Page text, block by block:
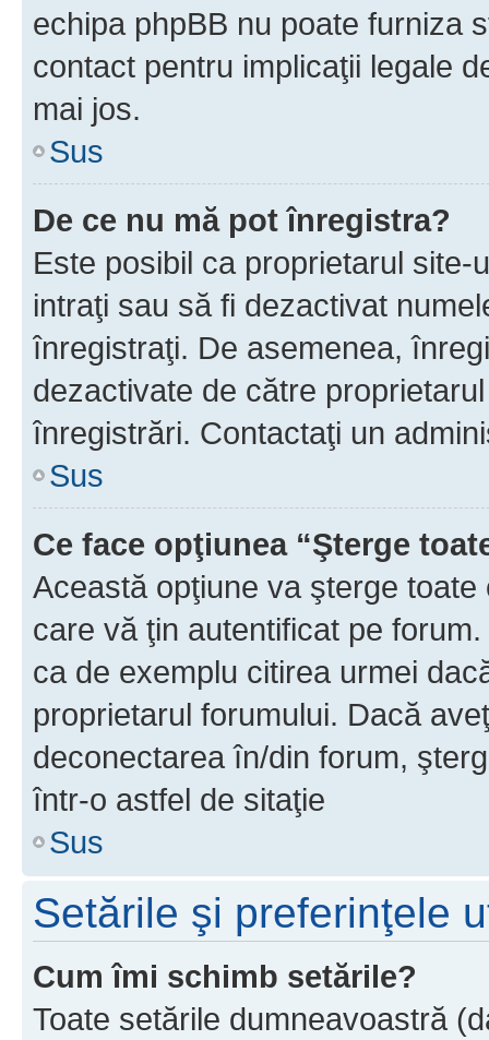
echipa phpBB nu poate furniza
contact pentru implicaţii legale
mai jos.
Sus
De ce nu mă pot înregistra?
Este posibil ca proprietarul
intraţi sau să fi dezactivat
înregistraţi. De asemenea,
dezactivate de către
înregistrări. Contactaţi un
Sus
Ce face opţiunea “Şterge
Această opţiune va şterge
care vă ţin autentificat pe
ca de exemplu citirea urmei
proprietarul forumului. Dacă
deconectarea în/din forum,
într-o astfel de sitaţie
Sus
Setările şi preferinţele
Cum îmi schimb setările?
Toate setările dumneavoastră